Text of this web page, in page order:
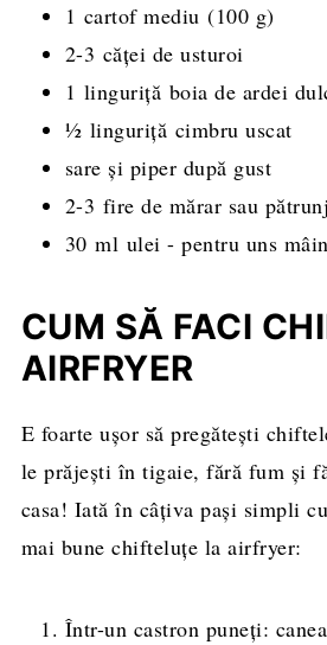
1 cartof mediu (100 g)
2-3 căței de usturoi
1 linguriță boia de ardei
½ linguriță cimbru uscat
sare și piper după gust
2-3 fire de mărar sau
30 ml ulei - pentru uns
CUM SĂ FACI
AIRFRYER
E foarte ușor să pregătești
le prăjești în tigaie, fără fum și
casa! Iată în câțiva pași simpli
mai bune chifteluțe la airfryer:
Într-un castron puneți: